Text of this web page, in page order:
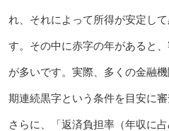
れ、それによって所得が安定し
す。その中に赤字の年があると
が多いです。実際、多くの金融
期連続黒字という条件を目安に審
さらに、「返済負担率（年収に